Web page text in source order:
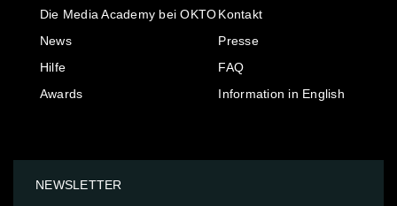
Die Media Academy bei OKTO
News
Hilfe
Awards
Kontakt
Presse
FAQ
Information in English
NEWSLETTER